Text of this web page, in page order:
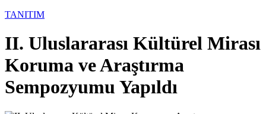
TANITIM
II. Uluslararası Kültürel Mirası
Koruma ve Araştırma
Sempozyumu Yapıldı